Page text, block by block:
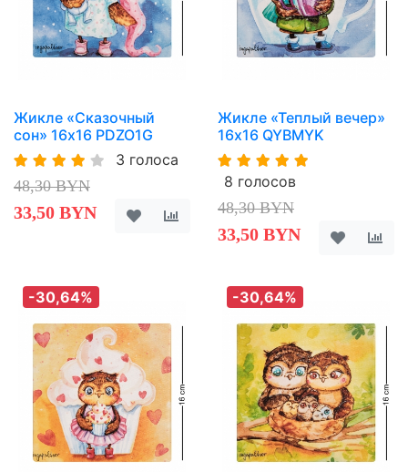
Жикле «Сказочный
сон» 16х16 PDZO1G
3 голоса
48,30 BYN
33,50 BYN
Жикле «Теплый вечер»
16х16 QYBMYK
8 голосов
48,30 BYN
33,50 BYN
-30,64% -30,64%